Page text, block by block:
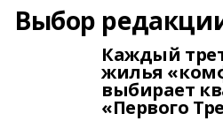
Выбор
Каждый
жилья
выбирает
«Первого